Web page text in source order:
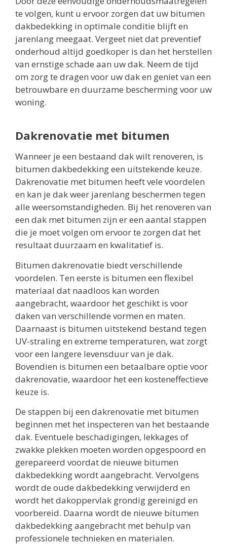
te volgen, kunt u ervoor zorgen dat uw bitumen
dakbedekking in optimale conditie blijft en
jarenlang meegaat. Vergeet niet dat preventief
onderhoud altijd goedkoper is dan het herstellen
van ernstige schade aan uw dak. Neem de tijd
om zorg te dragen voor uw dak en geniet van een
betrouwbare en duurzame bescherming voor uw
woning.
Dakrenovatie met bitumen
Wanneer je een bestaand dak wilt renoveren, is
bitumen dakbedekking een uitstekende keuze.
Dakrenovatie met bitumen heeft vele voordelen
en kan je dak weer jarenlang beschermen tegen
alle weersomstandigheden. Bij het renoveren van
een dak met bitumen zijn er een aantal stappen
die je moet volgen om ervoor te zorgen dat het
resultaat duurzaam en kwalitatief is.
Bitumen dakrenovatie biedt verschillende
voordelen. Ten eerste is bitumen een flexibel
materiaal dat naadloos kan worden
aangebracht, waardoor het geschikt is voor
daken van verschillende vormen en maten.
Daarnaast is bitumen uitstekend bestand tegen
UV-straling en extreme temperaturen, wat zorgt
voor een langere levensduur van je dak.
Bovendien is bitumen een betaalbare optie voor
dakrenovatie, waardoor het een kosteneffectieve
keuze is.
De stappen bij een dakrenovatie met bitumen
beginnen met het inspecteren van het bestaande
dak. Eventuele beschadigingen, lekkages of
zwakke plekken moeten worden opgespoord en
gerepareerd voordat de nieuwe bitumen
dakbedekking wordt aangebracht. Vervolgens
wordt de oude dakbedekking verwijderd en
wordt het dakoppervlak grondig gereinigd en
voorbereid. Daarna wordt de nieuwe bitumen
dakbedekking aangebracht met behulp van
professionele technieken en materialen.